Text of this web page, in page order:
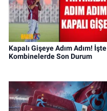
Kapalı Gişeye Adım Adım! İşte
Kombinelerde Son Durum